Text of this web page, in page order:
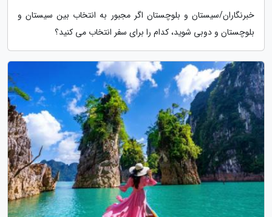
خبرنگاران/سیستان و بلوچستان اگر مجبور به انتخاب بین سیستان و
بلوچستان و دوبی شوید، کدام را برای سفر انتخاب می کنید؟